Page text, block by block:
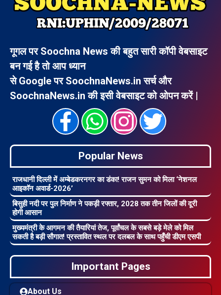
गूगल पर Soochna News की बहुत सारी कॉपी वेबसाइट
बन गई है तो आप ध्यान
से Google पर SoochnaNews.in सर्च और
SoochnaNews.in की इसी वेबसाइट को ओपन करें |
Popular News
राजधानी दिल्ली में अम्बेडकरनगर का डंका! राजन सुमन को मिला ‘नेशनल
आइकॉन अवार्ड-2026’
बिसुही नदी पर पुल निर्माण ने पकड़ी रफ्तार, 2028 तक तीन जिलों की दूरी
होगी आसान
मुख्यमंत्री के आगमन की तैयारियां तेज, पूर्वांचल के सबसे बड़े मेले को मिल
सकती है बड़ी सौगात! प्रस्तावित स्थल पर दलबल के साथ पहुँची डीएम एसपी
Important Pages
About Us